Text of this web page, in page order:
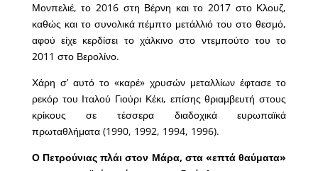
Μονπελιέ, το 2016 στη Βέρνη και το 2017 στο Κλουζ,
καθώς και το συνολικά πέμπτο μετάλλιό του στο θεσμό,
αφού είχε κερδίσει το χάλκινο στο ντεμπούτο του το
2011 στο Βερολίνο.
Χάρη σ’ αυτό το «καρέ» χρυσών μεταλλίων έφτασε το
ρεκόρ του Ιταλού Γιούρι Κέκι, επίσης θριαμβευτή στους
κρίκους σε τέσσερα διαδοχικά ευρωπαϊκά
πρωταθλήματα (1990, 1992, 1994, 1996).
Ο Πετρούνιας πλάι στον Μάρα, στα «επτά θαύματα»